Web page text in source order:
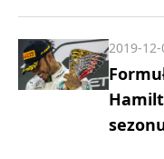
2019-